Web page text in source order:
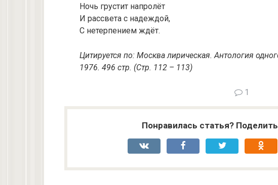
Ночь грустит напролёт
И рассвета с надеждой,
С нетерпением ждёт.
Цитируется по: Москва лирическая. Антология
1976. 496 стр. (Стр. 112 – 113)
1
Понравилась статья?